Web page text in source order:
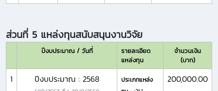
ส่วนที่ 5 แหล่งทุนสนับสนุนงานวิจัย
ปีงบประมาณ / วันที่
รายละเอียด
แหล่งทุน
จำนวนเงิน
(บาท)
1 ปีงบประมาณ : 2568
ประเภทแหล่ง
200,000.00